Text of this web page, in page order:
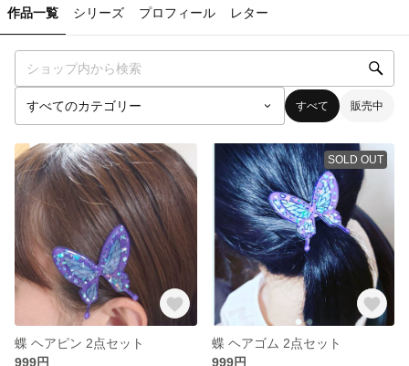
作品一覧 シリーズ プロフィール レター
すべて 販売中
蝶 ヘアピン 2点セット
999円
SOLD OUT
蝶 ヘアゴム 2点セット
999円